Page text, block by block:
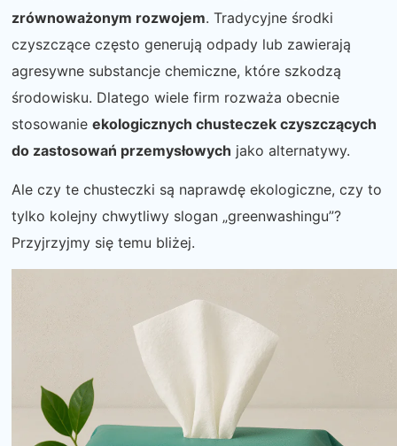
zrównoważonym rozwojem. Tradycyjne środki
czyszczące często generują odpady lub zawierają
agresywne substancje chemiczne, które szkodzą
środowisku. Dlatego wiele firm rozważa obecnie
stosowanie ekologicznych chusteczek czyszczących
do zastosowań przemysłowych jako alternatywy.
Ale czy te chusteczki są naprawdę ekologiczne, czy to
tylko kolejny chwytliwy slogan „greenwashingu”?
Przyjrzyjmy się temu bliżej.